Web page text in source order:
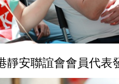
靜安聯誼會會員代表